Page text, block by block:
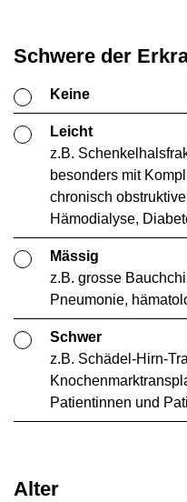
Schwere der
Keine
Leicht
z.B.
besonders mit
chronisch
Hämodialyse,
Mässig
z.B. grosse
Pneumonie,
Schwer
z.B. Schädel-Hirn-
Patientinnen und
Alter
des
Aufnahme und danach
Es kann von
Mitarbeitenden, Familie
ausgefüllt werden.6
Sensitivität: 41.8 –
Spezifität: 82 – 91.8%5
MUST
Tool)
Das Malnutrition
der Britischen Association
Nutrition (BAPEN)
Screening vom
Nahrungsaufnahme und